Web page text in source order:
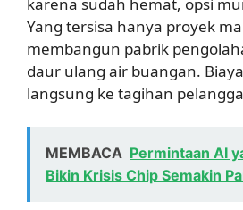
Yang tersisa hanya proyek
membangun pabrik
daur ulang air buangan.
langsung ke tagihan
MEMBACA Permintaan AI
Bikin Krisis Chip Semakin